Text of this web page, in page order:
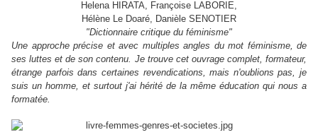
Helena HIRATA, Françoise LABORIE,
Hélène Le Doaré, Danièle SENOTIER
"Dictionnaire critique du féminisme"
Une approche précise et avec multiples angles du mot féminisme, de
ses luttes et de son contenu. Je trouve cet ouvrage complet, formateur,
étrange parfois dans certaines revendications, mais n'oublions pas, je
suis un homme, et surtout j'ai hérité de la même éducation qui nous a
formatée.